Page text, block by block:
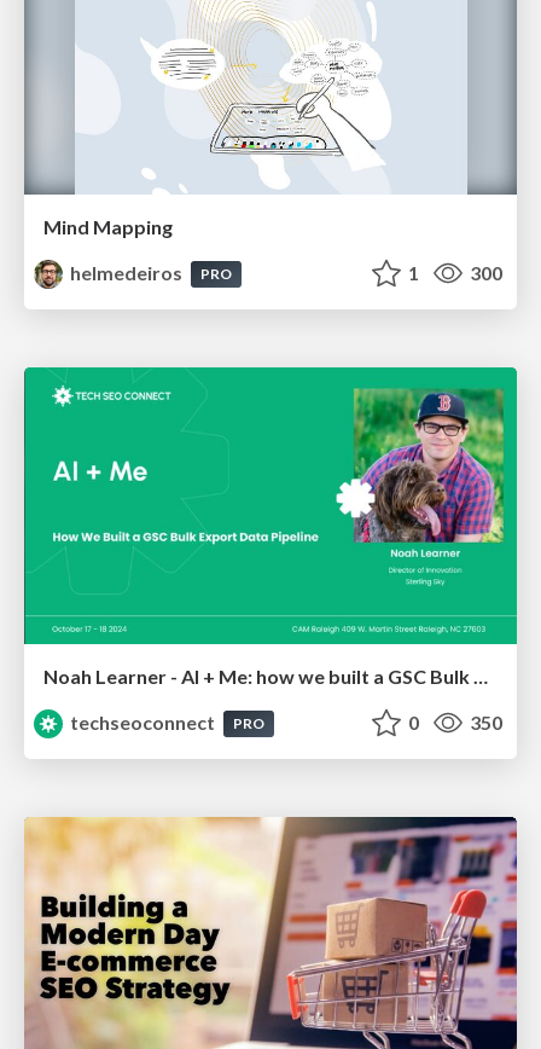
Mind Mapping
helmedeiros
PRO 1 300
Noah Learner - AI + Me: how we built a GSC Bulk Export data pipeline
techseoconnect
PRO 0 350